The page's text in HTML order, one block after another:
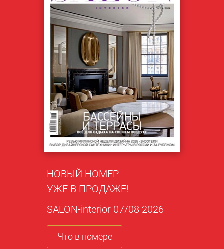
НОВЫЙ НОМЕР
УЖЕ В ПРОДАЖЕ!
SALON-interior 07/08 2026
Что в номере